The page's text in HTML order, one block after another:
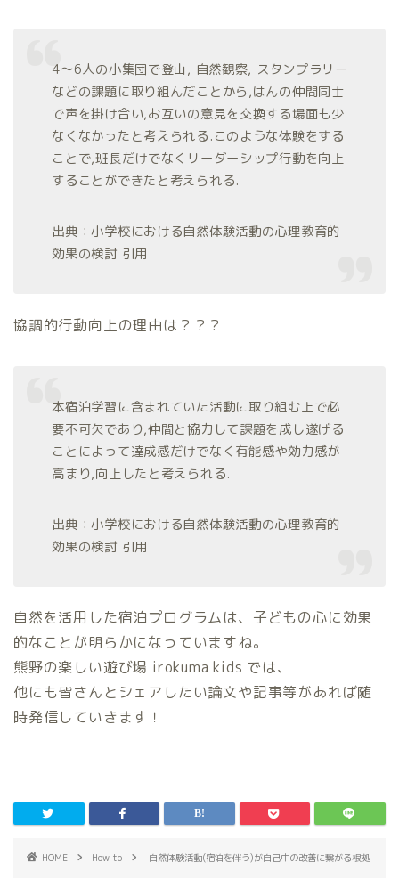
4〜6人の小集団で登山, 自然観察, スタンプラリー
などの課題に取り組んだことから,はんの仲間同士
で声を掛け合い,お互いの意見を交換する場面も少
なくなかったと考えられる.このような体験をする
ことで,班長だけでなくリーダーシップ行動を向上
することができたと考えられる.
出典：小学校における自然体験活動の心理教育的
効果の検討 引用
協調的行動向上の理由は？？？
本宿泊学習に含まれていた活動に取り組む上で必
要不可欠であり,仲間と協力して課題を成し遂げる
ことによって達成感だけでなく有能感や効力感が
高まり,向上したと考えられる.
出典：小学校における自然体験活動の心理教育的
効果の検討 引用
自然を活用した宿泊プログラムは、子どもの心に効果
的なことが明らかになっていますね。
熊野の楽しい遊び場 irokuma kids では、
他にも皆さんとシェアしたい論文や記事等があれば随
時発信していきます！
HOME How to 自然体験活動(宿泊を伴う)が自己中の改善に繋がる根拠